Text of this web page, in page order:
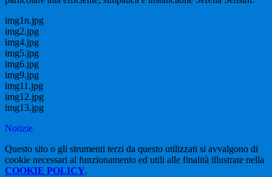
img1n.jpg
img2.jpg
img4.jpg
img5.jpg
img6.jpg
img9.jpg
img11.jpg
img12.jpg
img13.jpg
Notizie
Questo sito o gli strumenti terzi da questo utilizzati si avvalgono di
cookie necessari al funzionamento ed utili alle finalità illustrate nella
COOKIE POLICY.